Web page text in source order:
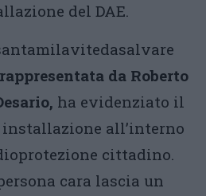
del DAE.
rappresentata da Roberto
ha evidenziato il
all’interno
cittadino.
cara lascia un